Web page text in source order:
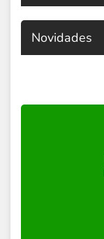
Novidades